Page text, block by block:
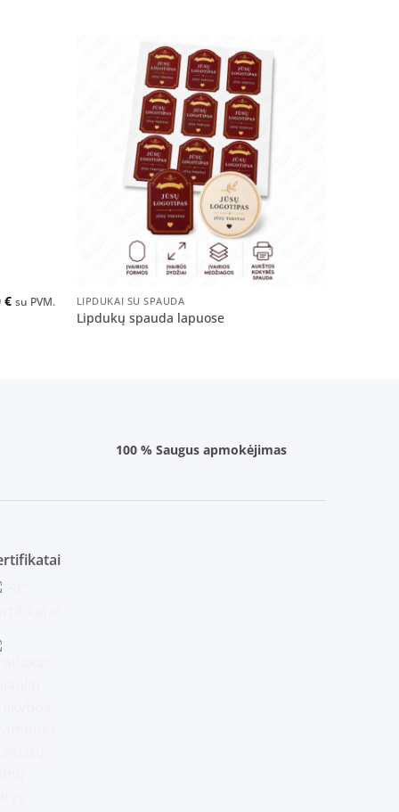
€ su PVM. LIPDUKAI SU SPAUDA
Lipdukų spauda lapuose
100 % Saugus apmokėjimas